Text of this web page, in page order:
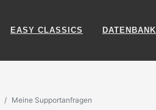
EASY CLASSICS DATENBANK
Meine Supportanfragen